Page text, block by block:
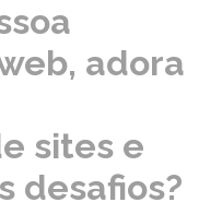
adora
sites e
desafios?